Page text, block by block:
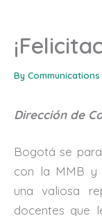
By Communications
Dirección de
Bogotá se
con la MMB y
una valiosa
docentes que